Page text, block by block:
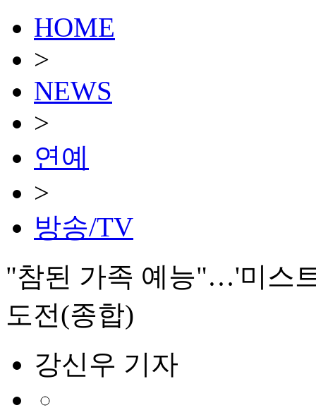
HOME
>
NEWS
>
연예
>
방송/TV
"참된 가족 예능"…'미스
도전(종합)
강신우 기자